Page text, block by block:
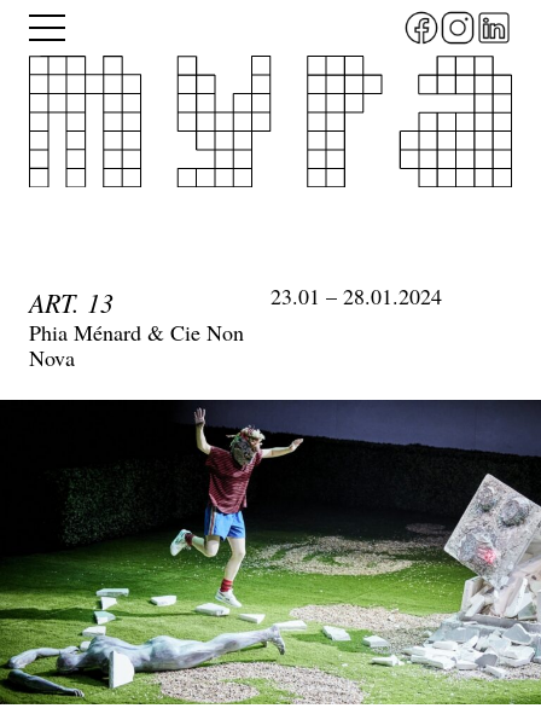
Aller
contenu
principal
Menu
ART. 13
Phia Ménard & Cie Non
Nova
23.01 – 28.01.2024